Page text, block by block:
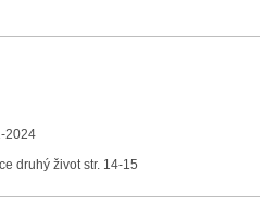
2024
druhý život str. 14-15